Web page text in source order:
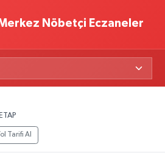
Nöbetçi Eczaneler
Tarifi Al